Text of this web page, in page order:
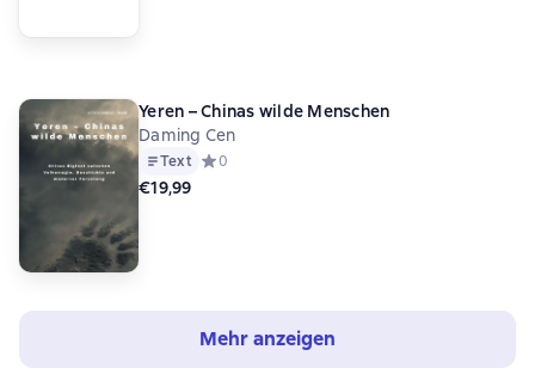
Yeren – Chinas wilde Menschen
Daming Cen
Text Средний рейтинг 0 на основе 0 оценок
0
€19,99
Mehr anzeigen